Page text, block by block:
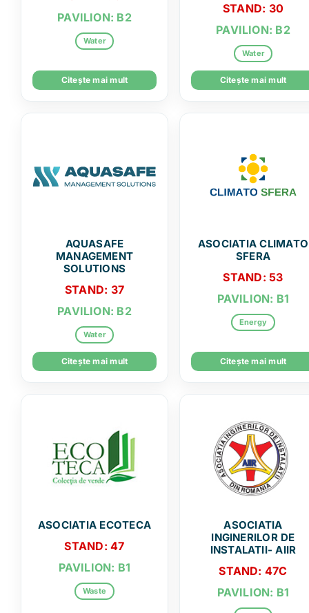
PAVILION: B2
Water
Citește mai mult
STAND: 30
PAVILION: B2
Water
Citește mai mult
AQUASAFE
MANAGEMENT
SOLUTIONS
STAND: 37
PAVILION: B2
Water
Citește mai mult
ASOCIATIA CLIMATO
SFERA
STAND: 53
PAVILION: B1
Energy
Citește mai mult
ASOCIATIA ECOTECA
STAND: 47
PAVILION: B1
Waste
ASOCIATIA
INGINERILOR DE
INSTALATII- AIIR
STAND: 47C
PAVILION: B1